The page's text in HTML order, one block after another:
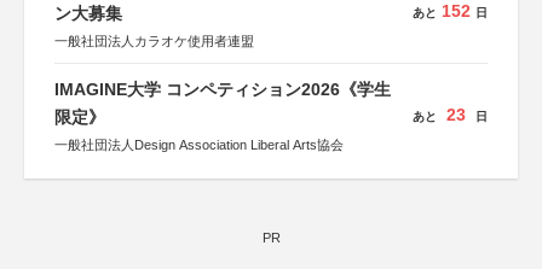
ン大募集
一般社団法人カラオケ使用者連盟
あと 152 日
IMAGINE大学 コンペティション2026《学生
限定》
一般社団法人Design Association Liberal Arts協会
あと 23 日
PR